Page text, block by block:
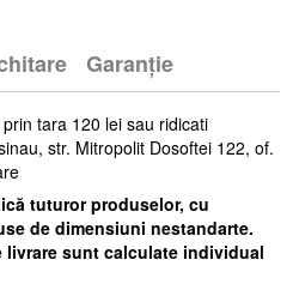
Garanție
tara 120 lei sau ridicati
str. Mitropolit Dosoftei 122, of.
tuturor produselor, cu
de dimensiuni nestandarte.
sunt calculate individual